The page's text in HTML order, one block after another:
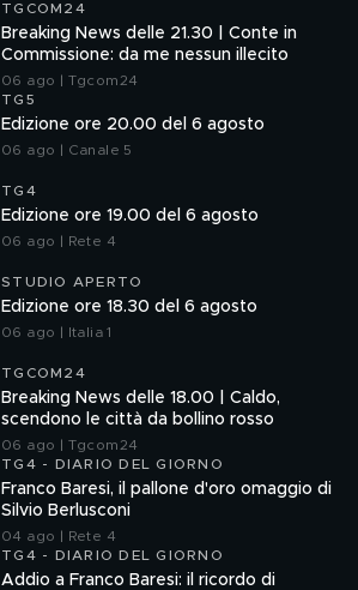
TGCOM24
Breaking News delle 21.30 | Conte in
Commissione: da me nessun illecito
06 ago | Tgcom24
TG5
Edizione ore 20.00 del 6 agosto
06 ago | Canale 5
TG4
Edizione ore 19.00 del 6 agosto
06 ago | Rete 4
STUDIO APERTO
Edizione ore 18.30 del 6 agosto
06 ago | Italia 1
TGCOM24
Breaking News delle 18.00 | Caldo,
scendono le città da bollino rosso
06 ago | Tgcom24
TG4 - DIARIO DEL GIORNO
Franco Baresi, il pallone d'oro omaggio di
Silvio Berlusconi
04 ago | Rete 4
TG4 - DIARIO DEL GIORNO
Addio a Franco Baresi: il ricordo di